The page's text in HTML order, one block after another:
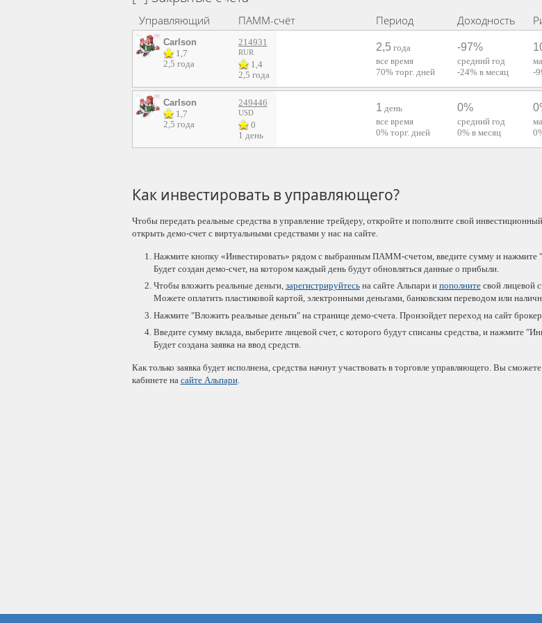
Управляющий ПАММ-счёт Период Доходность
Carlson
1,7
2,5 года
214931
RUR
1,4
2,5 года
2,5 года
все время
70% торг. дней
-97%
средний год
-24% в месяц
-
Carlson
1,7
2,5 года
249446
USD
0
1 день
1 день
все время
0% торг. дней
0%
средний год
0% в месяц
Как инвестировать в управляющего?
Чтобы передать реальные средства в управление трейдеру, откройте и пополните свой
открыть демо-счет с виртуальными средствами у нас на сайте.
Нажмите кнопку «Инвестировать» рядом с выбранным ПАММ-счетом, введите сумму и нажмите
Будет создан демо-счет, на котором каждый день будут обновляться данные о прибыли.
Чтобы вложить реальные деньги, зарегистрируйтесьна сайте Альпари и пополнитесвой лицевой
Можете оплатить пластиковой картой, электронными деньгами, банковским переводом или
Нажмите "Вложить реальные деньги" на странице демо-счета. Произойдет переход на сайт
Введите сумму вклада, выберите лицевой счет, с которого будут списаны средства, и нажмите
Будет создана заявка на ввод средств.
Как только заявка будет исполнена, средства начнут участвовать в торговле управляющего. Вы
кабинете на сайте Альпари.